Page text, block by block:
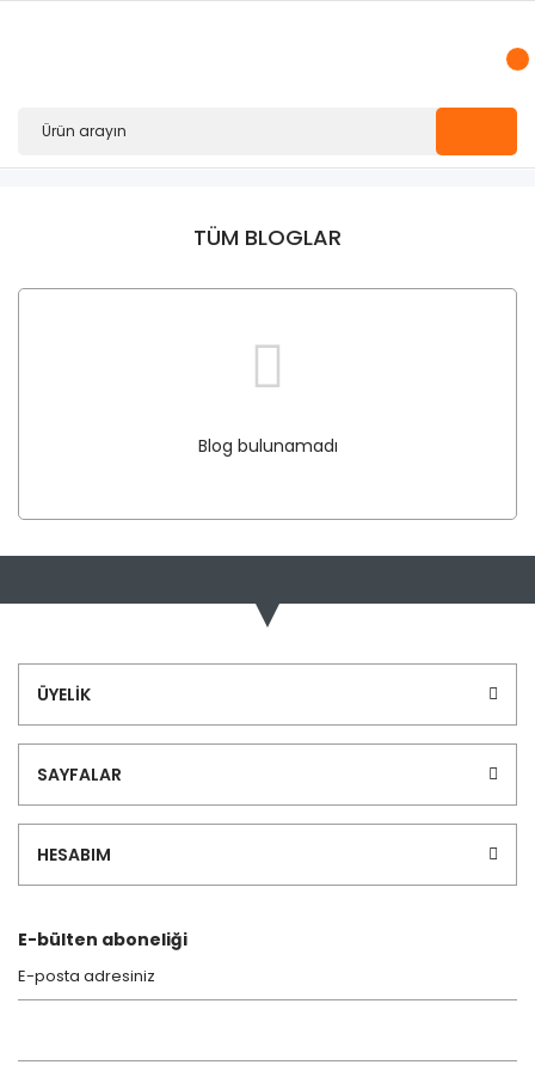
TÜM BLOGLAR
Blog bulunamadı
ÜYELİK
SAYFALAR
HESABIM
E-bülten aboneliği